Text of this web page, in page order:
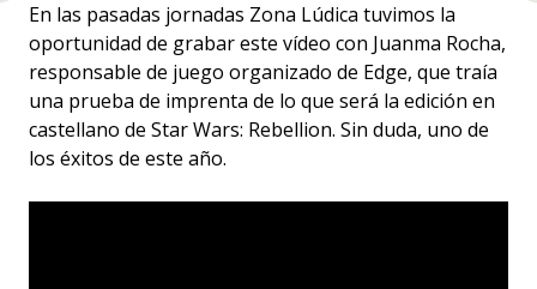
En las pasadas jornadas Zona Lúdica tuvimos la
oportunidad de grabar este vídeo con Juanma Rocha,
responsable de juego organizado de Edge, que traía
una prueba de imprenta de lo que será la edición en
castellano de Star Wars: Rebellion. Sin duda, uno de
los éxitos de este año.